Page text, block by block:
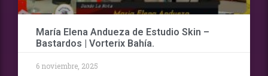
María Elena Andueza de Estudio Skin –
Bastardos | Vorterix Bahía.
6 noviembre, 2025